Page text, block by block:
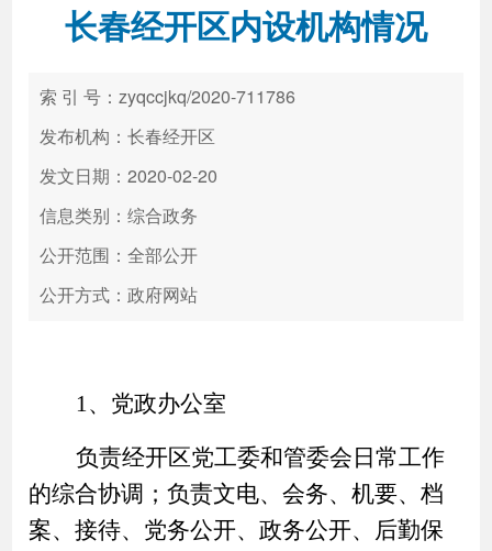
新闻中心 解读回应
政务服务
高效办成一件事
长春经开区内设机构情况
索 引 号：zyqccjkq/2020-711786
发布机构：长春经开区
发文日期：2020-02-20
信息类别：综合政务
公开范围：全部公开
公开方式：政府网站
1、党政办公室
负责经开区党工委和管委会日常工作
的综合协调；负责文电、会务、机要、档
案、接待、党务公开、政务公开、后勤保